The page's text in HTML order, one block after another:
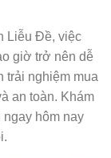
Liễu Đề, việc
giờ trở nên dễ
trải nghiệm mua
an toàn. Khám
ngay hôm nay